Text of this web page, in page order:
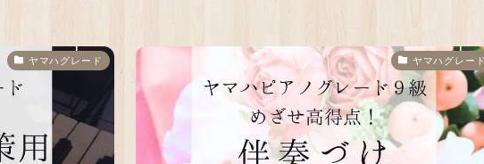
ヤマハグレード ヤマハグレー